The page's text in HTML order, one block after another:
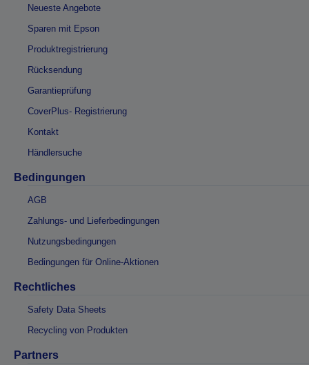
Neueste Angebote
Sparen mit Epson
Produktregistrierung
Rücksendung
Garantieprüfung
CoverPlus- Registrierung
Kontakt
Händlersuche
Bedingungen
AGB
Zahlungs- und Lieferbedingungen
Nutzungsbedingungen
Bedingungen für Online-Aktionen
Rechtliches
Safety Data Sheets
Recycling von Produkten
Partners